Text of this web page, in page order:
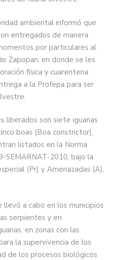
ambiental informó que
entregados de manera
por particulares al
Zapopan, en donde se les
física y cuarentena
a la Profepa para ser
liberados son siete iguanas
boas (Boa constrictor),
listados en la Norma
SEMARNAT-2010, bajo la
(Pr) y Amenazadas (A),
llevó a cabo en los municipios
serpientes y en
en zonas con las
la supervivencia de los
de los procesos biológicos